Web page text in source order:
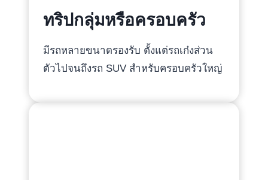
ทริปกลุ่มหรือครอบครัว
มีรถหลายขนาดรองรับ ตั้งแต่รถเก๋งส่วน
ตัวไปจนถึงรถ SUV สำหรับครอบครัวใหญ่